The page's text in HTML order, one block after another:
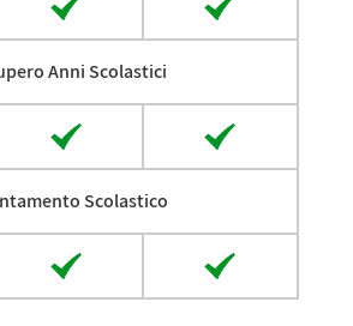
Anni Scolastici
Scolastico